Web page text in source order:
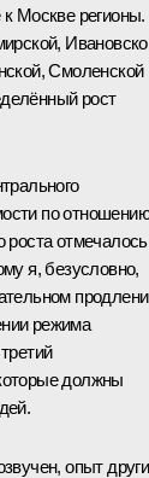
Москве регионы.
Смоленской
рост
по отношению
отмечалось
я, безусловно,
режима
должны
опыт